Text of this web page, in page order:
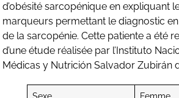
d’obésité sarcopénique en expliquant
marqueurs permettant le diagnostic
de la sarcopénie. Cette patiente a été
d’une étude réalisée par l’Instituto
Médicas y Nutrición Salvador Zubirán